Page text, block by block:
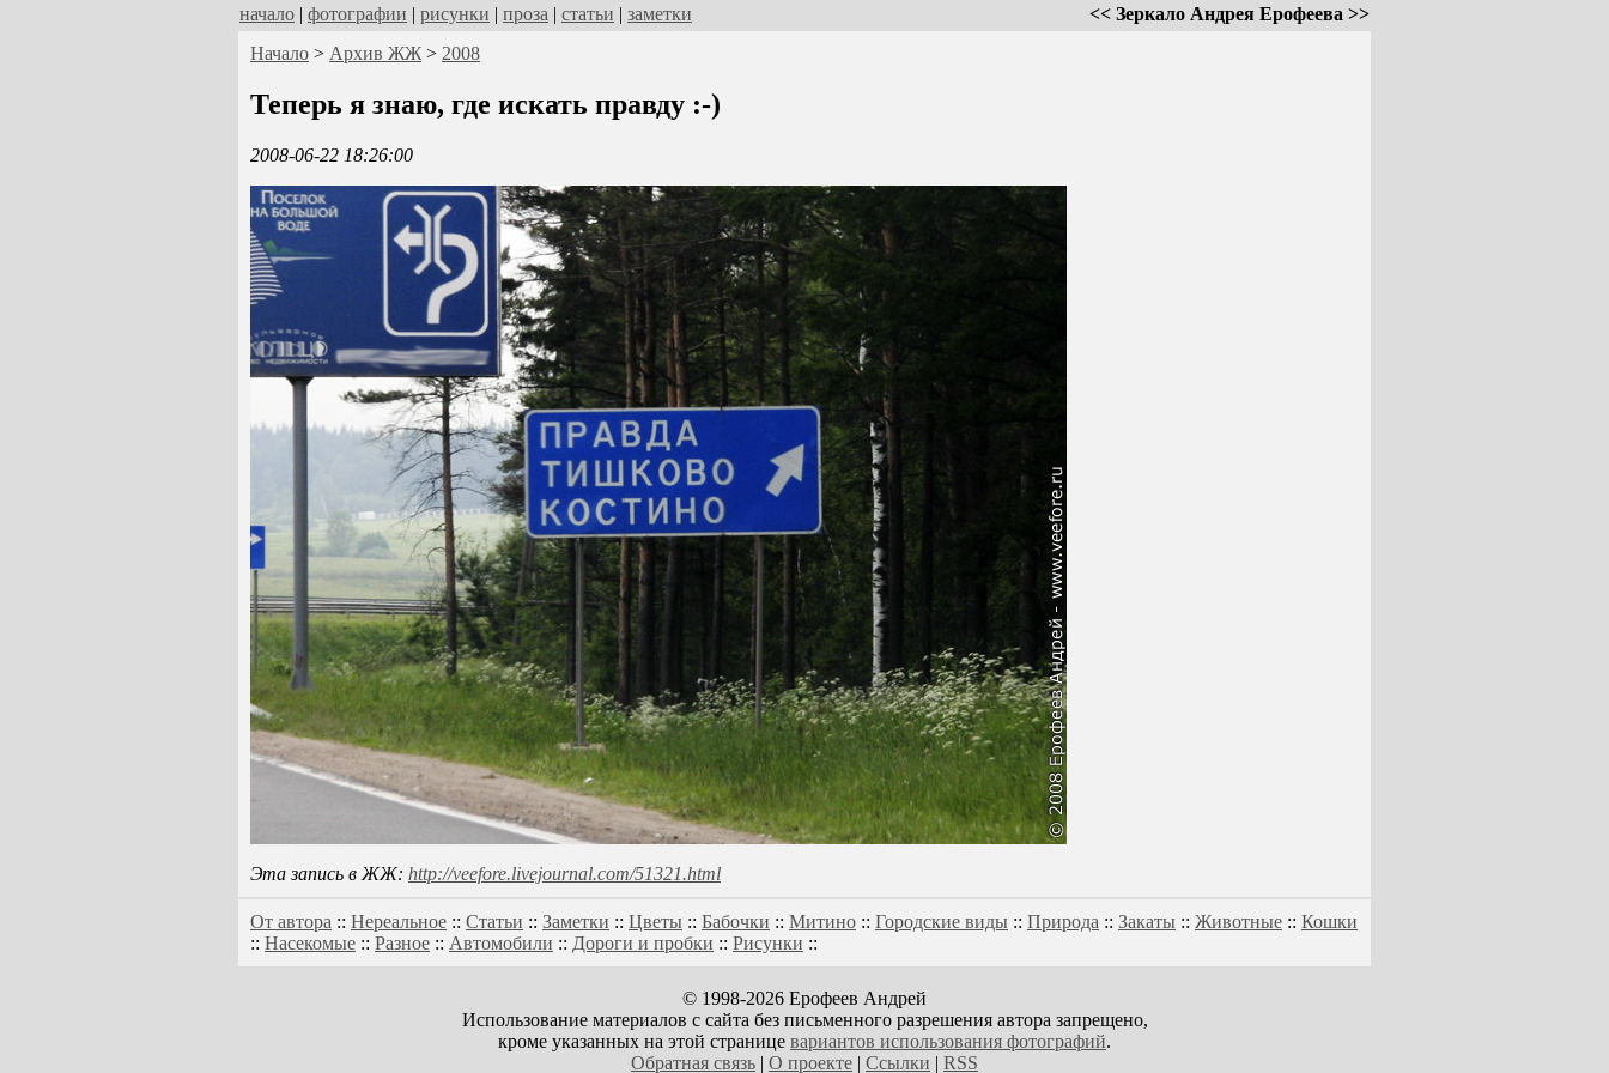
начало | фотографии | рисунки | проза | статьи | заметки
<< Зеркало Андрея Ерофеева >>
Начало > Архив ЖЖ > 2008
Теперь я знаю, где искать правду :-)
2008-06-22 18:26:00
Эта запись в ЖЖ: http://veefore.livejournal.com/51321.html
От автора :: Нереальное :: Статьи :: Заметки :: Цветы :: Бабочки :: Митино :: Городские виды :: Природа :: Закаты :: Животные :: Кошки
:: Насекомые :: Разное :: Автомобили :: Дороги и пробки :: Рисунки ::
© 1998-2026 Ерофеев Андрей
Использование материалов с сайта без письменного разрешения автора запрещено,
кроме указанных на этой странице вариантов использования фотографий.
Обратная связь | О проекте | Ссылки | RSS